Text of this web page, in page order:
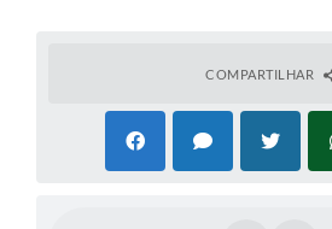
COMPARTILHAR